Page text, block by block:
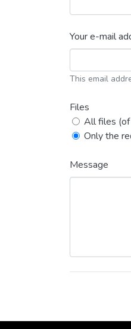
Your e-mail
This email
Files
All files (of
Only the
Message